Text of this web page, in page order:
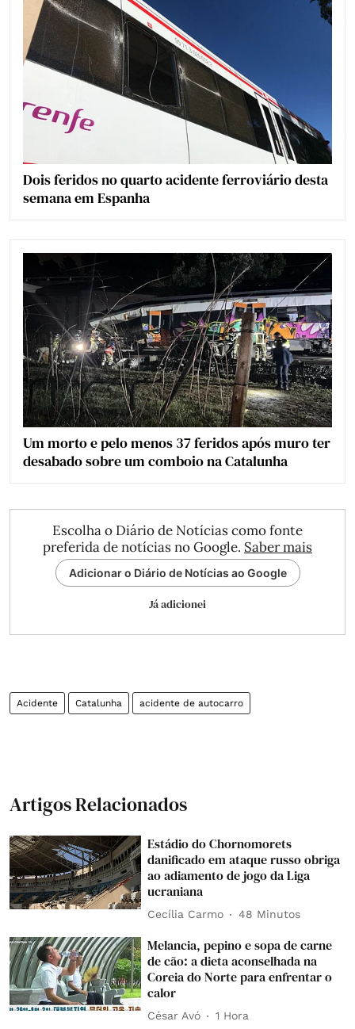
Dois feridos no quarto acidente ferroviário desta
semana em Espanha
Um morto e pelo menos 37 feridos após muro ter
desabado sobre um comboio na Catalunha
Escolha o Diário de Notícias como fonte
preferida de notícias no Google. Saber mais
Adicionar o Diário de Notícias ao Google
Já adicionei
Acidente Catalunha acidente de autocarro
Artigos Relacionados
Estádio do Chornomorets
danificado em ataque russo obriga
ao adiamento de jogo da Liga
ucraniana
Cecília Carmo 48 Minutos
Melancia, pepino e sopa de carne
de cão: a dieta aconselhada na
Coreia do Norte para enfrentar o
calor
César Avó 1 Hora